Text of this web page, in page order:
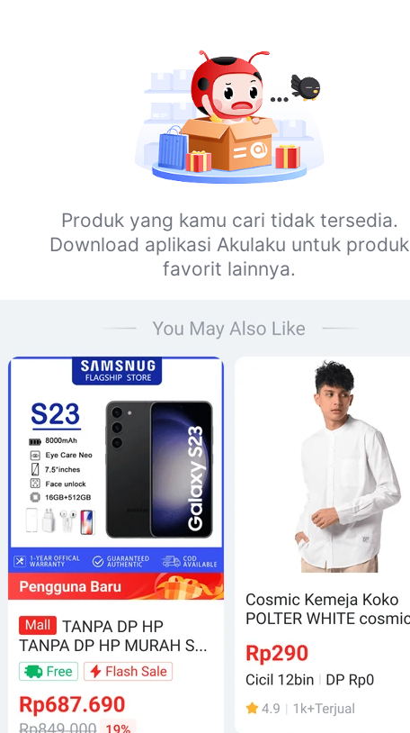
Produk yang kamu cari tidak tersedia.
Download aplikasi Akulaku untuk produk
favorit lainnya.